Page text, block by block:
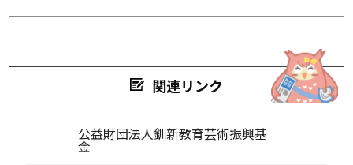
関連リンク
公益財団法人釧新教育芸術振興基
金